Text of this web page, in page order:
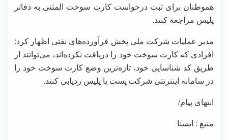
هموطنان برای ثبت درخواست کارت سوخت المثنی به دفاتر
پلیس مراجعه کنند.
مدیر عملیات شرکت ملی پخش فرآورده‌های نفتی اظهار کرد:
افرادی که کارت سوخت خود را دریافت نکرده‌اند، می‌توانند از
طریق کد شناسایی خود، تازه‌ترین وضع کارت سوخت خود را
در سامانه اینترنتی شرکت پست یا پلیس ردیابی کنند.
انتهای پیام/
منبع : ایسنا